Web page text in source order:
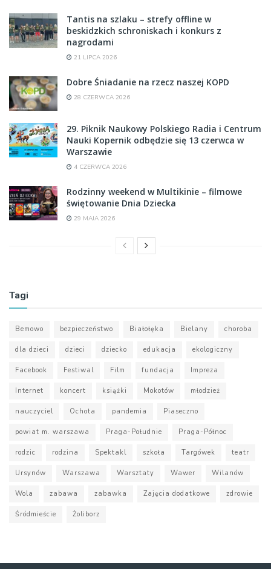
Tantis na szlaku – strefy offline w
beskidzkich schroniskach i konkurs z
nagrodami
21 LIPCA 2026
Dobre Śniadanie na rzecz naszej KOPD
28 CZERWCA 2026
29. Piknik Naukowy Polskiego Radia i Centrum
Nauki Kopernik odbędzie się 13 czerwca w
Warszawie
4 CZERWCA 2026
Rodzinny weekend w Multikinie – filmowe
świętowanie Dnia Dziecka
29 MAJA 2026
Tagi
Bemowo bezpieczeństwo Białołęka Bielany choroba
dla dzieci dzieci dziecko edukacja ekologiczny
Facebook Festiwal Film fundacja Impreza
Internet koncert książki Mokotów młodzież
nauczyciel Ochota pandemia Piaseczno
powiat m. warszawa Praga-Południe Praga-Północ
rodzic rodzina Spektakl szkoła Targówek teatr
Ursynów Warszawa Warsztaty Wawer Wilanów
Wola zabawa zabawka Zajęcia dodatkowe zdrowie
Śródmieście Żoliborz